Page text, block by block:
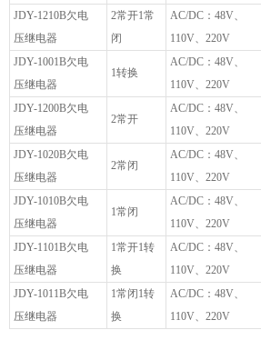
JDY-1210B欠电
压继电器
2常开1常
闭
AC/DC：48V、
110V、220V
JDY-1001B欠电
压继电器
1转换
AC/DC：48V、
110V、220V
JDY-1200B欠电
压继电器
2常开
AC/DC：48V、
110V、220V
JDY-1020B欠电
压继电器
2常闭
AC/DC：48V、
110V、220V
JDY-1010B欠电
压继电器
1常闭
AC/DC：48V、
110V、220V
JDY-1101B欠电
压继电器
1常开1转
换
AC/DC：48V、
110V、220V
JDY-1011B欠电
压继电器
1常闭1转
换
AC/DC：48V、
110V、220V